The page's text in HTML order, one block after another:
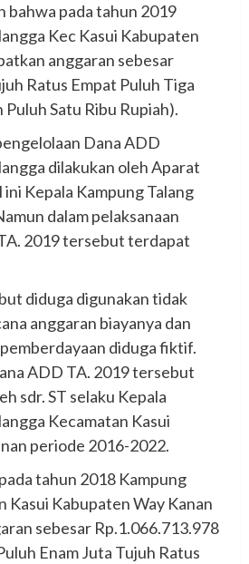
bahwa pada tahun 2019
Kec Kasui Kabupaten
anggaran sebesar
Ratus Empat Puluh Tiga
Puluh Satu Ribu Rupiah).
Dana ADD
dilakukan oleh Aparat
ini Kepala Kampung Talang
dalam pelaksanaan
2019 tersebut terdapat
diduga digunakan tidak
anggaran biayanya dan
diduga fiktif.
ADD TA. 2019 tersebut
sdr. ST selaku Kepala
Kecamatan Kasui
periode 2016-2022.
tahun 2018 Kampung
Kasui Kabupaten Way Kanan
sebesar Rp.1.066.713.978
Enam Juta Tujuh Ratus